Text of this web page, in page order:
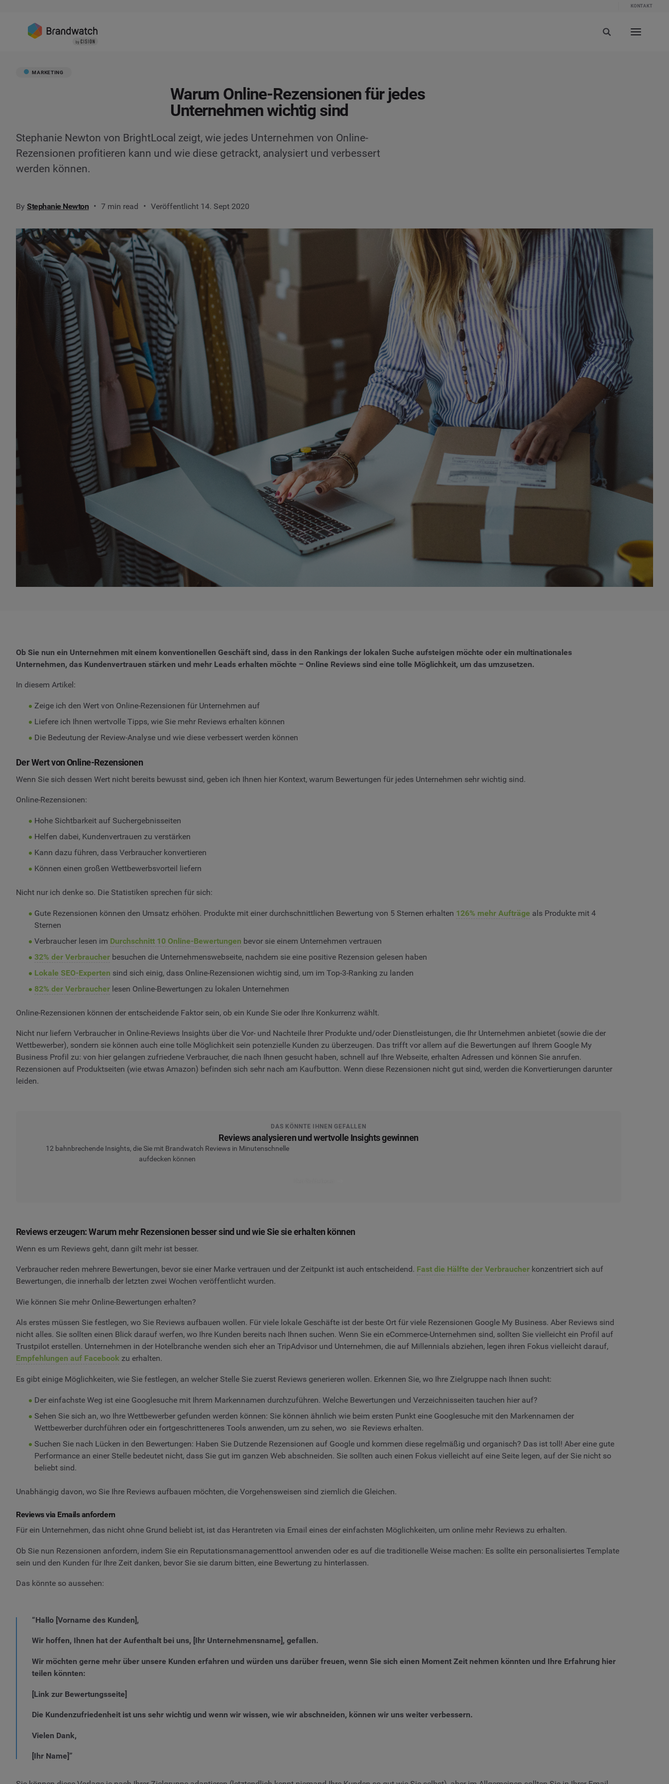
KONTAKT
MARKETING
Warum Online-Rezensionen für jedes
Unternehmen wichtig sind
Stephanie Newton von BrightLocal zeigt, wie jedes Unternehmen von Online-
Rezensionen profitieren kann und wie diese getrackt, analysiert und verbessert
werden können.
By Stephanie Newton 7 min read Veröffentlicht 14. Sept 2020
Ob Sie nun ein Unternehmen mit einem konventionellen Geschäft sind, dass in den Rankings der lokalen Suche aufsteigen möchte oder ein multinationales
Unternehmen, das Kundenvertrauen stärken und mehr Leads erhalten möchte – Online Reviews sind eine tolle Möglichkeit, um das umzusetzen.
In diesem Artikel:
Zeige ich den Wert von Online-Rezensionen für Unternehmen auf
Liefere ich Ihnen wertvolle Tipps, wie Sie mehr Reviews erhalten können
Die Bedeutung der Review-Analyse und wie diese verbessert werden können
Der Wert von Online-Rezensionen
Wenn Sie sich dessen Wert nicht bereits bewusst sind, geben ich Ihnen hier Kontext, warum Bewertungen für jedes Unternehmen sehr wichtig sind.
Online-Rezensionen:
Hohe Sichtbarkeit auf Suchergebnisseiten
Helfen dabei, Kundenvertrauen zu verstärken
Kann dazu führen, dass Verbraucher konvertieren
Können einen großen Wettbewerbsvorteil liefern
Nicht nur ich denke so. Die Statistiken sprechen für sich:
Gute Rezensionen können den Umsatz erhöhen. Produkte mit einer durchschnittlichen Bewertung von 5 Sternen erhalten 126% mehr Aufträge als Produkte mit 4
Sternen
Verbraucher lesen im Durchschnitt 10 Online-Bewertungen bevor sie einem Unternehmen vertrauen
32% der Verbraucherbesuchen die Unternehmenswebseite, nachdem sie eine positive Rezension gelesen haben
Lokale SEO-Experten sind sich einig, dass Online-Rezensionen wichtig sind, um im Top-3-Ranking zu landen
82% der Verbraucherlesen Online-Bewertungen zu lokalen Unternehmen
Online-Rezensionen können der entscheidende Faktor sein, ob ein Kunde Sie oder Ihre Konkurrenz wählt.
Nicht nur liefern Verbraucher in Online-Reviews Insights über die Vor- und Nachteile Ihrer Produkte und/oder Dienstleistungen, die Ihr Unternehmen anbietet (sowie die der
Wettbewerber), sondern sie können auch eine tolle Möglichkeit sein potenzielle Kunden zu überzeugen. Das trifft vor allem auf die Bewertungen auf Ihrem Google My
Business Profil zu: von hier gelangen zufriedene Verbraucher, die nach Ihnen gesucht haben, schnell auf Ihre Webseite, erhalten Adressen und können Sie anrufen.
Rezensionen auf Produktseiten (wie etwas Amazon) befinden sich sehr nach am Kaufbutton. Wenn diese Rezensionen nicht gut sind, werden die Konvertierungen darunter
leiden.
DAS KÖNNTE IHNEN GEFALLEN
Reviews analysieren und wertvolle Insights gewinnen
12 bahnbrechende Insights, die Sie mit Brandwatch Reviews in Minutenschnelle
aufdecken können
Reviews erzeugen: Warum mehr Rezensionen besser sind und wie Sie sie erhalten können
Wenn es um Reviews geht, dann gilt mehr ist besser.
Verbraucher reden mehrere Bewertungen, bevor sie einer Marke vertrauen und der Zeitpunkt ist auch entscheidend. Fast die Hälfte der Verbraucher konzentriert sich auf
Bewertungen, die innerhalb der letzten zwei Wochen veröffentlicht wurden.
Wie können Sie mehr Online-Bewertungen erhalten?
Als erstes müssen Sie festlegen, wo Sie Reviews aufbauen wollen. Für viele lokale Geschäfte ist der beste Ort für viele Rezensionen Google My Business. Aber Reviews sind
nicht alles. Sie sollten einen Blick darauf werfen, wo Ihre Kunden bereits nach Ihnen suchen. Wenn Sie ein eCommerce-Unternehmen sind, sollten Sie vielleicht ein Profil auf
Trustpilot erstellen. Unternehmen in der Hotelbranche wenden sich eher an TripAdvisor und Unternehmen, die auf Millennials abziehen, legen ihren Fokus vielleicht darauf,
Empfehlungen auf Facebook zu erhalten.
Es gibt einige Möglichkeiten, wie Sie festlegen, an welcher Stelle Sie zuerst Reviews generieren wollen. Erkennen Sie, wo Ihre Zielgruppe nach Ihnen sucht:
Der einfachste Weg ist eine Googlesuche mit Ihrem Markennamen durchzuführen. Welche Bewertungen und Verzeichnisseiten tauchen hier auf?
Sehen Sie sich an, wo Ihre Wettbewerber gefunden werden können: Sie können ähnlich wie beim ersten Punkt eine Googlesuche mit den Markennamen der
Wettbewerber durchführen oder ein fortgeschritteneres Tools anwenden, um zu sehen, wo sie Reviews erhalten.
Suchen Sie nach Lücken in den Bewertungen: Haben Sie Dutzende Rezensionen auf Google und kommen diese regelmäßig und organisch? Das ist toll! Aber eine gute
Performance an einer Stelle bedeutet nicht, dass Sie gut im ganzen Web abschneiden. Sie sollten auch einen Fokus vielleicht auf eine Seite legen, auf der Sie nicht so
beliebt sind.
Unabhängig davon, wo Sie Ihre Reviews aufbauen möchten, die Vorgehensweisen sind ziemlich die Gleichen.
Reviews via Emails anfordern
Für ein Unternehmen, das nicht ohne Grund beliebt ist, ist das Herantreten via Email eines der einfachsten Möglichkeiten, um online mehr Reviews zu erhalten.
Ob Sie nun Rezensionen anfordern, indem Sie ein Reputationsmanagementtool anwenden oder es auf die traditionelle Weise machen: Es sollte ein personalisiertes Template
sein und den Kunden für Ihre Zeit danken, bevor Sie sie darum bitten, eine Bewertung zu hinterlassen.
Das könnte so aussehen:
“Hallo [Vorname des Kunden],
Wir hoffen, Ihnen hat der Aufenthalt bei uns, [Ihr Unternehmensname], gefallen.
Wir möchten gerne mehr über unsere Kunden erfahren und würden uns darüber freuen, wenn Sie sich einen Moment Zeit nehmen könnten und Ihre Erfahrung hier
teilen könnten:
[Link zur Bewertungsseite]
Die Kundenzufriedenheit ist uns sehr wichtig und wenn wir wissen, wie wir abschneiden, können wir uns weiter verbessern.
Vielen Dank,
[Ihr Name]”